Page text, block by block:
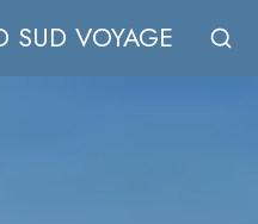
SUD VOYAGE